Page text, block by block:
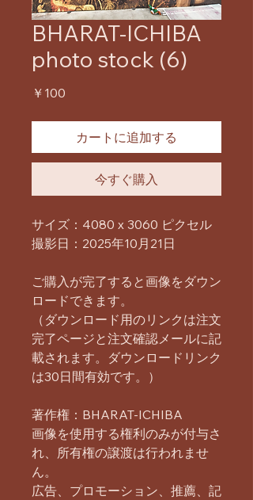
BHARAT-ICHIBA
photo stock (6)
￥100
カートに追加する
今すぐ購入
サイズ：4080 x 3060 ピクセル
撮影日：2025年10月21日
ご購入が完了すると画像をダウン
ロードできます。
（ダウンロード用のリンクは注文
完了ページと注文確認メールに記
載されます。ダウンロードリンク
は30日間有効です。）
著作権：BHARAT-ICHIBA
画像を使用する権利のみが付与さ
れ、所有権の譲渡は行われませ
ん。
広告、プロモーション、推薦、記